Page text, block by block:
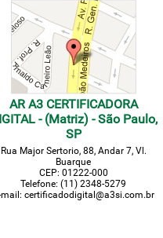
AR A3 CERTIFICADORA
- (Matriz) - São Paulo,
SP
Rua Major Sertorio, 88, Andar 7, Vl.
Buarque
CEP: 01222-000
Telefone: (11) 2348-5279
mail: certificadodigital@a3si.com.br